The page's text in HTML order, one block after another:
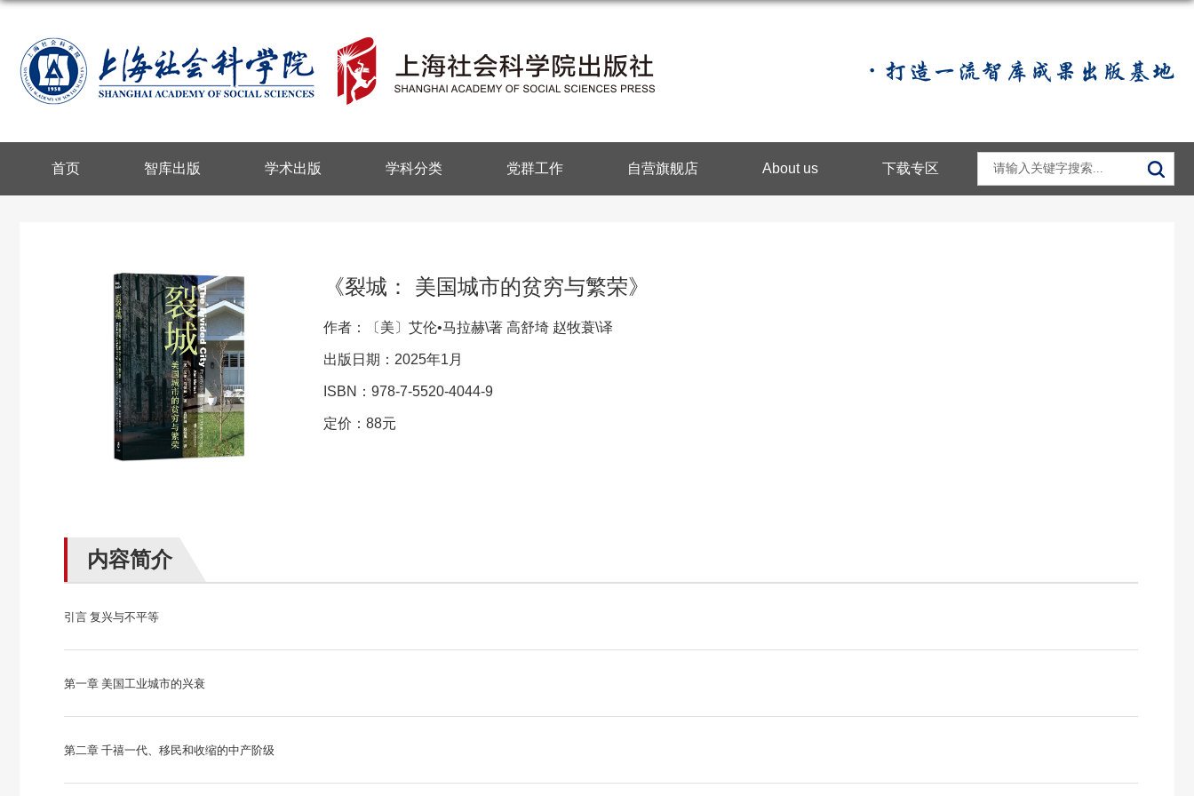
首页 智库出版 学术出版 学科分类 党群工作 自营旗舰店 About us 下载专区
《裂城： 美国城市的贫穷与繁荣》
作者：〔美〕艾伦•马拉赫\著 高舒埼 赵牧蓑\译
出版日期：2025年1月
ISBN：978-7-5520-4044-9
定价：88元
内容简介
引言 复兴与不平等
第一章 美国工业城市的兴衰
第二章 千禧一代、移民和收缩的中产阶级